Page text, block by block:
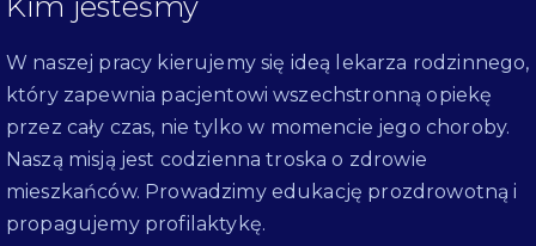
W naszej pracy kierujemy się ideą lekarza rodzinnego,
który zapewnia pacjentowi wszechstronną opiekę
przez cały czas, nie tylko w momencie jego choroby.
Naszą misją jest codzienna troska o zdrowie
mieszkańców. Prowadzimy edukację prozdrowotną i
propagujemy profilaktykę.